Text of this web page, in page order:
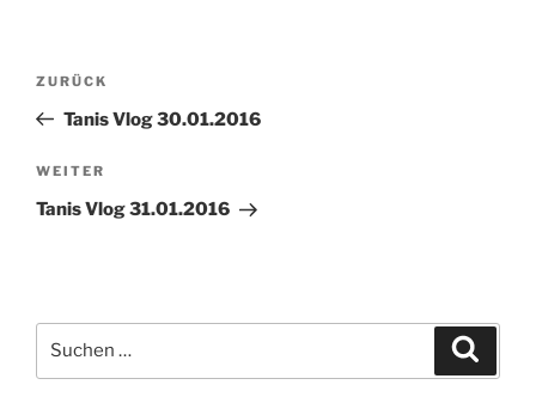
Beitragsnavigation
Vorheriger
Beitrag
ZURÜCK
Tanis Vlog 30.01.2016
Nächster
Beitrag
WEITER
Tanis Vlog 31.01.2016
nach: